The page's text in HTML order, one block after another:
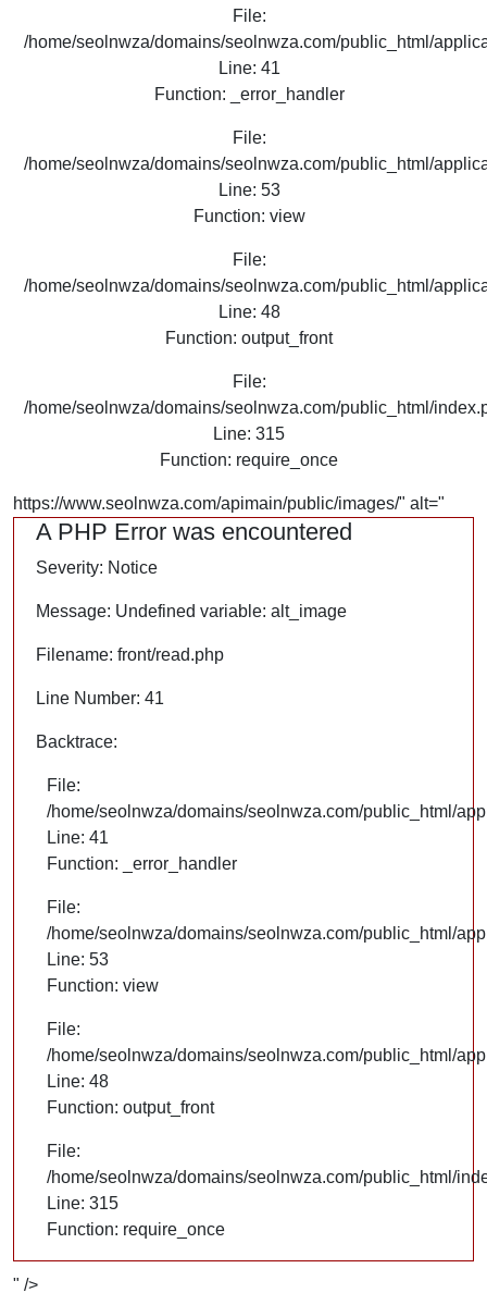
File:
/home/seolnwza/domains/seolnwza.com/public_html/
Line: 41
Function: _error_handler
File:
/home/seolnwza/domains/seolnwza.com/public_html/
Line: 53
Function: view
File:
/home/seolnwza/domains/seolnwza.com/public_html/
Line: 48
Function: output_front
File:
/home/seolnwza/domains/seolnwza.com/public_html/
Line: 315
Function: require_once
https://www.seolnwza.com/apimain/public/images/" alt="
A PHP Error was encountered
Severity: Notice
Message: Undefined variable: alt_image
Filename: front/read.php
Line Number: 41
Backtrace:
File:
/home/seolnwza/domains/seolnwza.com/public_html/
Line: 41
Function: _error_handler
File:
/home/seolnwza/domains/seolnwza.com/public_html/
Line: 53
Function: view
File:
/home/seolnwza/domains/seolnwza.com/public_html/
Line: 48
Function: output_front
File:
/home/seolnwza/domains/seolnwza.com/public_html/
Line: 315
Function: require_once
" />